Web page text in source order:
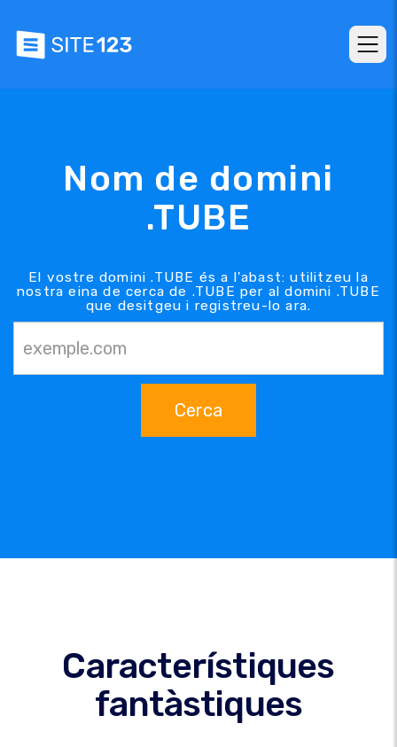
Nom de domini
.TUBE
El vostre domini .TUBE és a l'abast: utilitzeu la
nostra eina de cerca de .TUBE per al domini .TUBE
que desitgeu i registreu-lo ara.
Cerca
Característiques
fantàstiques